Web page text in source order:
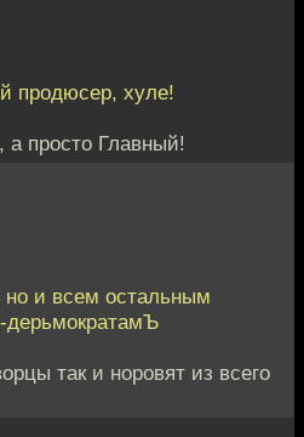
продюсер, хуле!
а просто Главный!
и всем остальным
так и норовят из всего